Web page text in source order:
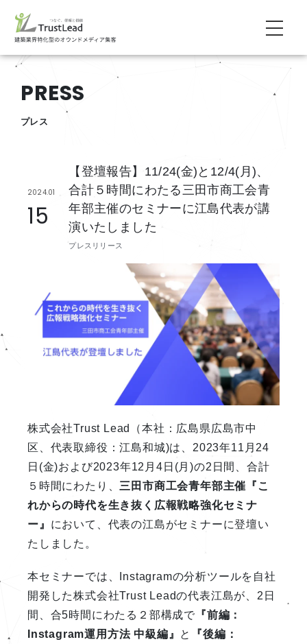
PRESS
プレス
2024.01
15
【登壇報告】11/24(金)と12/4(月)、
合計５時間にわたる三田市商工会青
年部主催のセミナーに江島代表が講
演いたしました
プレスリリース
株式会社Trust Lead（本社：広島県広島市中
区、代表取締役：江島和城)は、2023年11月24
日(金)および2023年12月4日(月)の2日間、合計
５時間にわたり、 三田市商工会青年部主催『こ
れからの時代を生き抜く広報戦略強化セミナ
ー』 において、代表の江島がセミナーに登壇い
たしました。
本セミナーでは、Instagramの分析ツールを自社
開発した株式会社Trust Leadの代表江島が、2日
間、合5時間にわたる２部構成で 『前編：
Instagram運用方法 中級編』 と
『後編：